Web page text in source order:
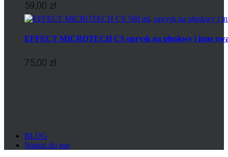
59,00 zł
EFFECT MICROTECH CS oprysk na pluskwy i inne
75,00 zł
BLOG
Napisz do nas